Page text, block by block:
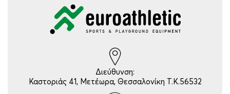
Διεύθυνση:
Καστοριάς 41, Μετέωρα, Θεσσαλονίκη Τ.Κ.56532